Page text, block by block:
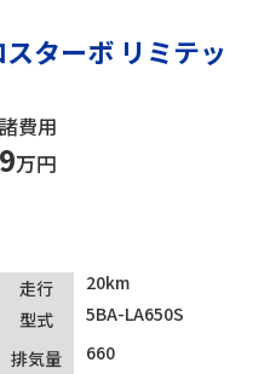
ターボ リミテッ
諸費用
9万円
走行
20km
型式
5BA-LA650S
排気量
660